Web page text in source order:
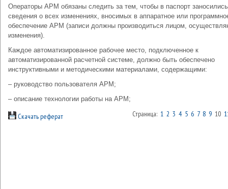
Операторы АРМ обязаны следить за тем, чтобы в паспорт заносились
сведения о всех изменениях, вносимых в аппаратное или
обеспечение АРМ (записи должны производиться лицом,
изменения).
Каждое автоматизированное рабочее место, подключенное к
автоматизированной расчетной системе, должно быть обеспечено
инструктивными и методическими материалами, содержащими:
– руководство пользователя АРМ;
– описание технологии работы на АРМ;
Скачать реферат Страница: 1 2 3 4 5 6 7 8 9 10